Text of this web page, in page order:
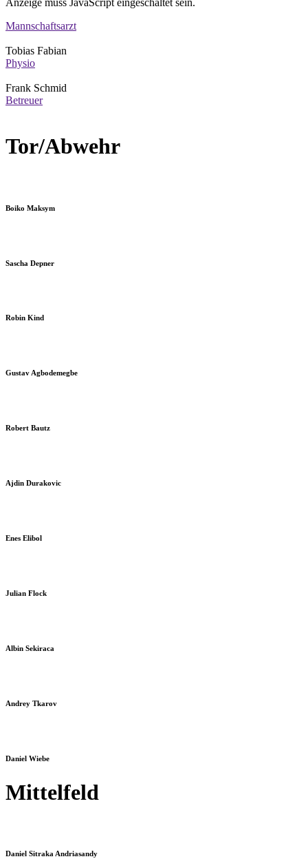
Mannschaftsarzt
Tobias Fabian
Physio
Frank Schmid
Betreuer
Tor/Abwehr
Boiko Maksym
Sascha Depner
Robin Kind
Gustav Agbodemegbe
Robert Bautz
Ajdin Durakovic
Enes Elibol
Julian Flock
Albin Sekiraca
Andrey Tkarov
Daniel Wiebe
Mittelfeld
Daniel Sitraka Andriasandy